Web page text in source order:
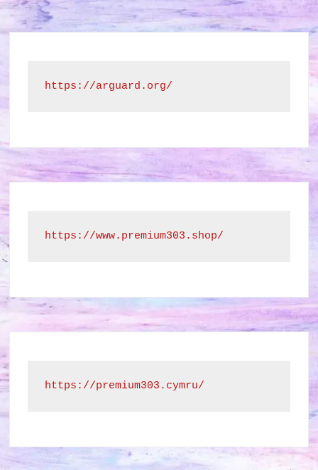
https://arguard.org/
https://www.premium303.shop/
https://premium303.cymru/